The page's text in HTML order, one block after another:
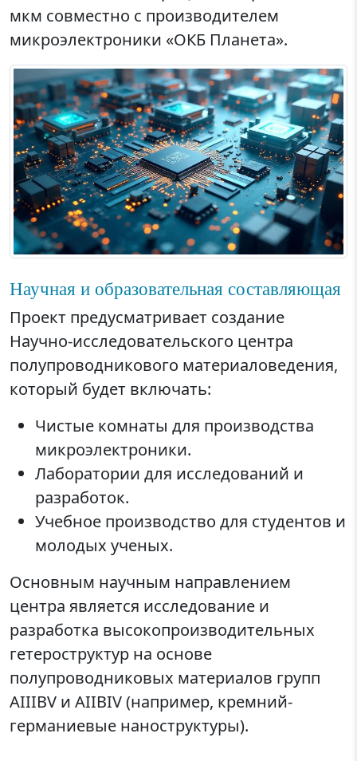
мкм совместно с производителем
микроэлектроники «ОКБ Планета».
Научная и образовательная составляющая
Проект предусматривает создание
Научно-исследовательского центра
полупроводникового материаловедения,
который будет включать:
Чистые комнаты для производства
микроэлектроники.
Лаборатории для исследований и
разработок.
Учебное производство для студентов и
молодых ученых.
Основным научным направлением
центра является исследование и
разработка высокопроизводительных
гетероструктур на основе
полупроводниковых материалов групп
AIIIBV и AIIBIV (например, кремний-
германиевые наноструктуры).